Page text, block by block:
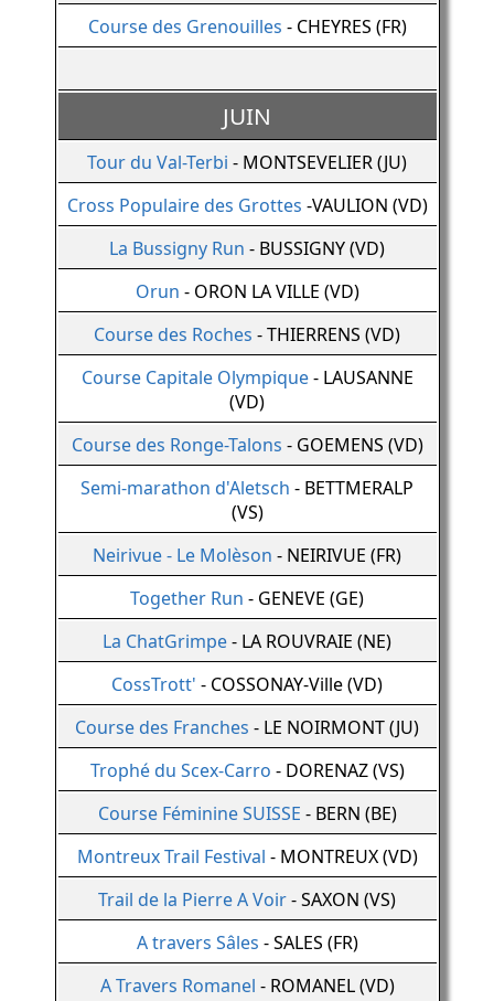
Course des Grenouilles - CHEYRES (FR)
JUIN
Tour du Val-Terbi - MONTSEVELIER (JU)
Cross Populaire des Grottes -VAULION (VD)
La Bussigny Run - BUSSIGNY (VD)
Orun - ORON LA VILLE (VD)
Course des Roches - THIERRENS (VD)
Course Capitale Olympique- LAUSANNE
(VD)
Course des Ronge-Talons - GOEMENS (VD)
Semi-marathon d'Aletsch - BETTMERALP
(VS)
Neirivue - Le Molèson - NEIRIVUE (FR)
Together Run - GENEVE (GE)
La ChatGrimpe- LA ROUVRAIE (NE)
CossTrott' - COSSONAY-Ville (VD)
Course des Franches - LE NOIRMONT (JU)
Trophé du Scex-Carro - DORENAZ (VS)
Course Féminine SUISSE - BERN (BE)
Montreux Trail Festival - MONTREUX (VD)
Trail de la Pierre A Voir- SAXON (VS)
A travers Sâles - SALES (FR)
A Travers Romanel - ROMANEL (VD)